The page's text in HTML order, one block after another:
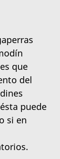
que
del
puede
si en